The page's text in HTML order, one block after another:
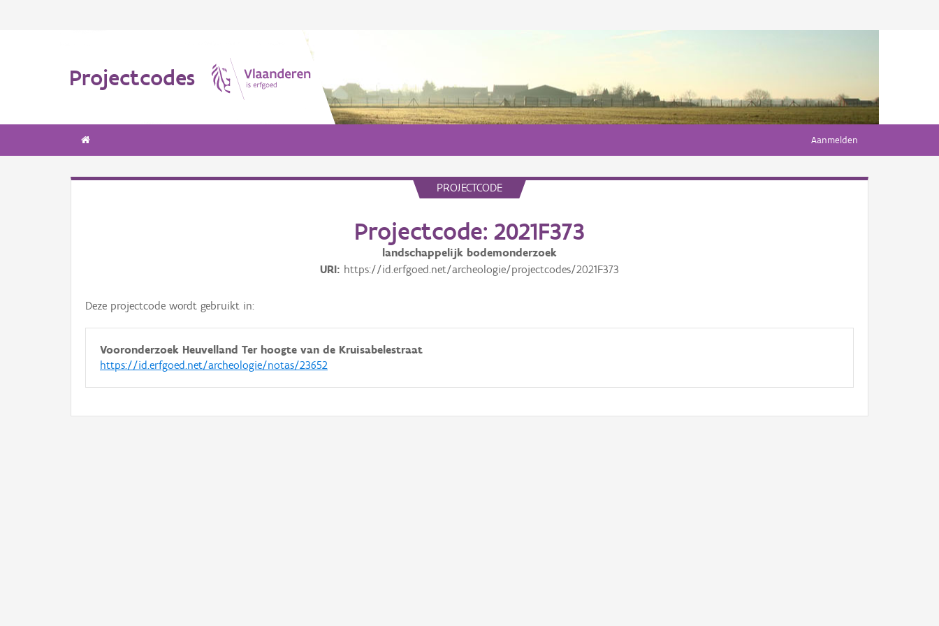
Projectcodes
Aanmelden
PROJECTCODE
Projectcode: 2021F373
landschappelijk bodemonderzoek
URI https://id.erfgoed.net/archeologie/projectcodes/2021F373
Deze projectcode wordt gebruikt in:
Vooronderzoek Heuvelland Ter hoogte van de Kruisabelestraat
https://id.erfgoed.net/archeologie/notas/23652